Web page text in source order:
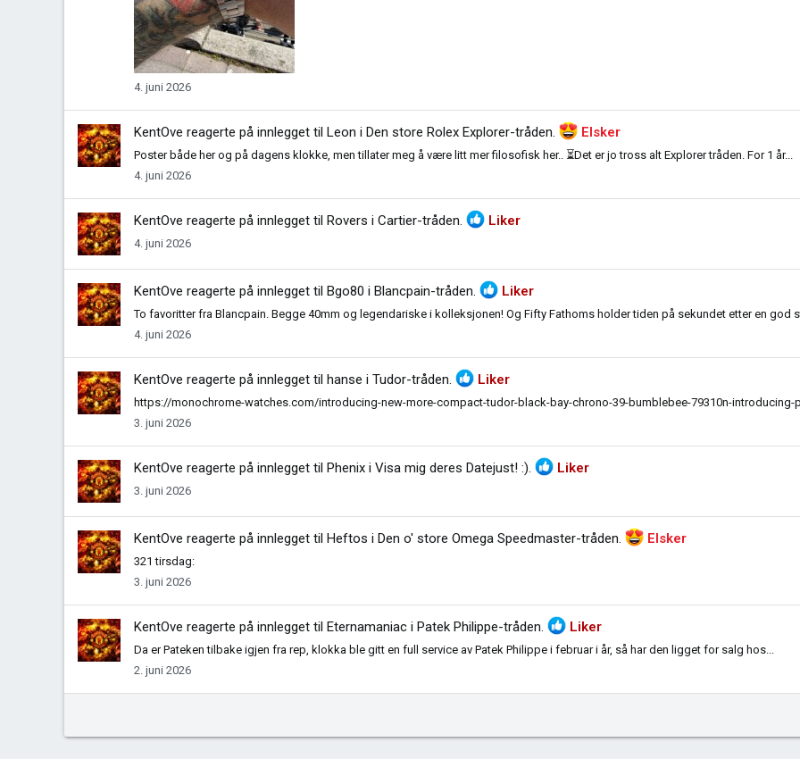
4. juni 2026
KentOve reagerte på innlegget til Leon i Den store Rolex Explorer-tråden. Elsker
Poster både her og på dagens klokke, men tillater meg å være litt mer filosofisk her.. ⏳Det er jo tross alt Explorer tråden. For 1 år...
4. juni 2026
KentOve reagerte på innlegget til Rovers i Cartier-tråden. Liker
4. juni 2026
KentOve reagerte på innlegget til Bgo80 i Blancpain-tråden. Liker
To favoritter fra Blancpain. Begge 40mm og legendariske i kolleksjonen! Og Fifty Fathoms holder tiden på sekundet etter en god
4. juni 2026
KentOve reagerte på innlegget til hanse i Tudor-tråden. Liker
https://monochrome-watches.com/introducing-new-more-compact-tudor-black-bay-chrono-39-bumblebee-79310n-introducing-
3. juni 2026
KentOve reagerte på innlegget til Phenix i Visa mig deres Datejust! :). Liker
3. juni 2026
KentOve reagerte på innlegget til Heftos i Den o' store Omega Speedmaster-tråden. Elsker
321 tirsdag:
3. juni 2026
KentOve reagerte på innlegget til Eternamaniac i Patek Philippe-tråden. Liker
Da er Pateken tilbake igjen fra rep, klokka ble gitt en full service av Patek Philippe i februar i år, så har den ligget for salg hos...
2. juni 2026